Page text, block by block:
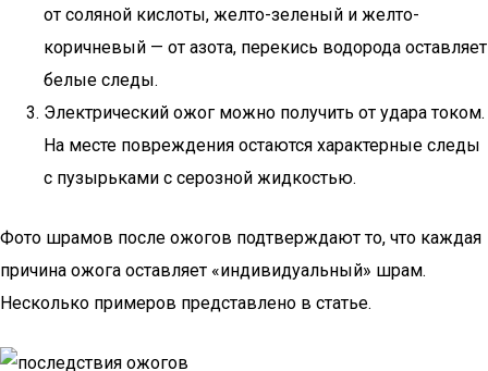
от соляной кислоты, желто-зеленый и желто-
коричневый — от азота, перекись водорода оставляет
белые следы.
Электрический ожог можно получить от удара током.
На месте повреждения остаются характерные следы
с пузырьками с серозной жидкостью.
Фото шрамов после ожогов подтверждают то, что каждая
причина ожога оставляет «индивидуальный» шрам.
Несколько примеров представлено в статье.